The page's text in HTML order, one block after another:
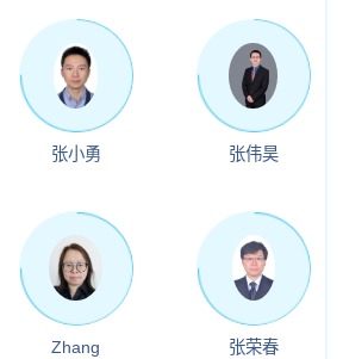
张小勇 张伟昊
Zhang
张荣春